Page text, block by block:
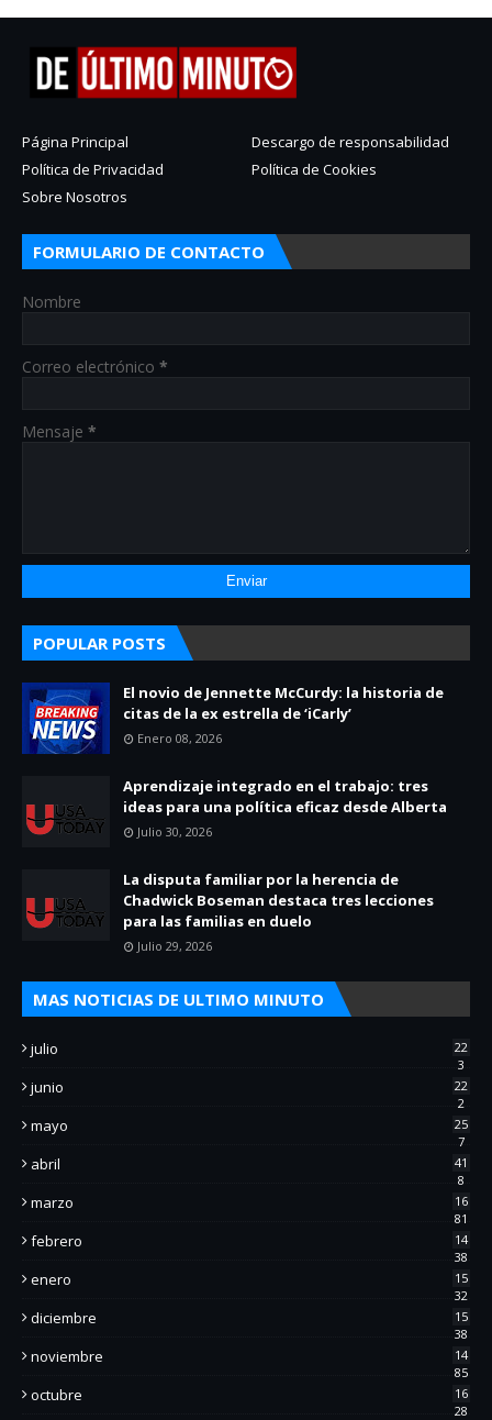
Página Principal
Descargo de responsabilidad
Política de Privacidad
Política de Cookies
Sobre Nosotros
FORMULARIO DE CONTACTO
Nombre
Correo electrónico *
Mensaje *
POPULAR POSTS
El novio de Jennette McCurdy: la historia de
citas de la ex estrella de ‘iCarly’
Enero 08, 2026
Aprendizaje integrado en el trabajo: tres
ideas para una política eficaz desde Alberta
Julio 30, 2026
La disputa familiar por la herencia de
Chadwick Boseman destaca tres lecciones
para las familias en duelo
Julio 29, 2026
MAS NOTICIAS DE ULTIMO MINUTO
julio
22
3
junio
22
2
mayo
25
7
abril
41
8
marzo
16
81
febrero
14
38
enero
15
32
diciembre
15
38
noviembre
14
85
octubre
16
28